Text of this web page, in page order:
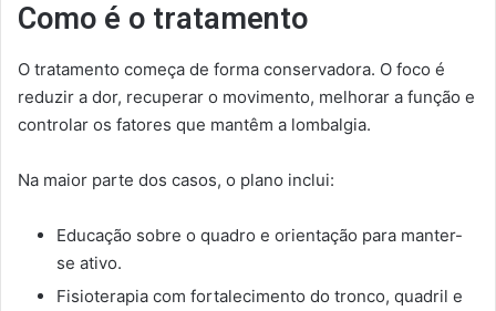
Como é o tratamento
O tratamento começa de forma conservadora. O foco é
reduzir a dor, recuperar o movimento, melhorar a função e
controlar os fatores que mantêm a lombalgia.
Na maior parte dos casos, o plano inclui:
Educação sobre o quadro e orientação para manter-
se ativo.
Fisioterapia com fortalecimento do tronco, quadril e